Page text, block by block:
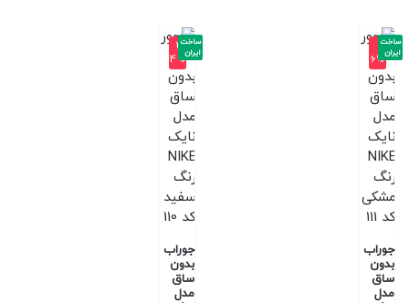
-1
6%
جوراب
بدون
ساق
مدل
ساخت
ایران
-2
4%
جوراب
بدون
ساق
مدل
ساخت
ایران